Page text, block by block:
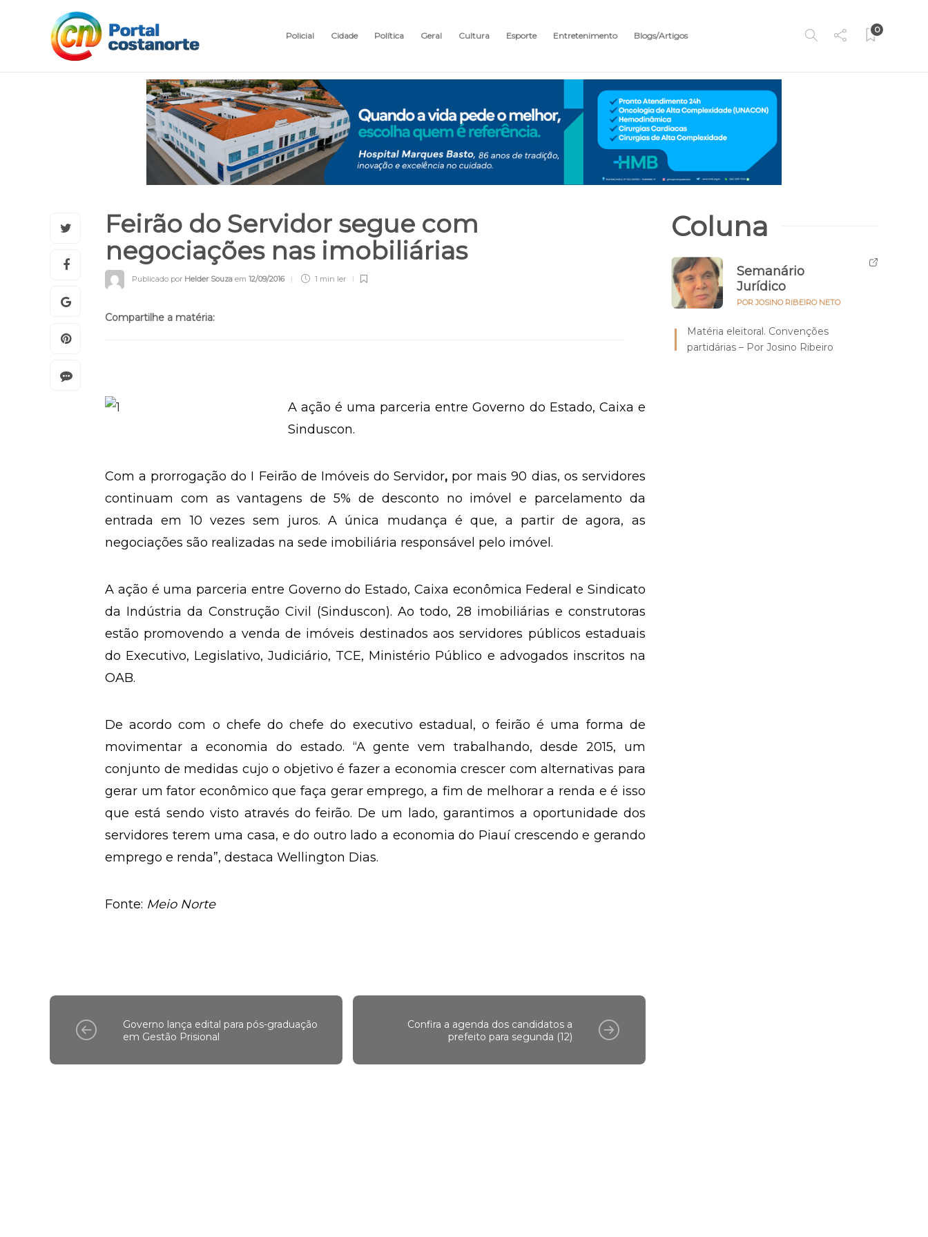
Policial Cidade Política Geral Cultura Esporte Entretenimento Blogs/Artigos
0
Feirão do Servidor segue com
negociações nas imobiliárias
Publicado por Helder Souza em 12/09/2016 1 min ler
Compartilhe a matéria:
A ação é uma parceria entre Governo do Estado, Caixa e
Sinduscon.
Com a prorrogação do I Feirão de Imóveis do Servidor, por mais 90 dias, os servidores
continuam com as vantagens de 5% de desconto no imóvel e parcelamento da
entrada em 10 vezes sem juros. A única mudança é que, a partir de agora, as
negociações são realizadas na sede imobiliária responsável pelo imóvel.
A ação é uma parceria entre Governo do Estado, Caixa econômica Federal e Sindicato
da Indústria da Construção Civil (Sinduscon). Ao todo, 28 imobiliárias e construtoras
estão promovendo a venda de imóveis destinados aos servidores públicos estaduais
do Executivo, Legislativo, Judiciário, TCE, Ministério Público e advogados inscritos na
OAB.
De acordo com o chefe do chefe do executivo estadual, o feirão é uma forma de
movimentar a economia do estado. “A gente vem trabalhando, desde 2015, um
conjunto de medidas cujo o objetivo é fazer a economia crescer com alternativas para
gerar um fator econômico que faça gerar emprego, a fim de melhorar a renda e é isso
que está sendo visto através do feirão. De um lado, garantimos a oportunidade dos
servidores terem uma casa, e do outro lado a economia do Piauí crescendo e gerando
emprego e renda”, destaca Wellington Dias.
Fonte: Meio Norte
Governo lança edital para pós-graduação
em Gestão Prisional
Confira a agenda dos candidatos a
prefeito para segunda (12)
Coluna
Semanário
Jurídico
POR JOSINO RIBEIRO NETO
Matéria eleitoral. Convenções
partidárias – Por Josino Ribeiro